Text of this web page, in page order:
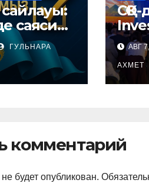
сайлауы:
саяси
қалай
ГУЛЬНАРА
СҚО-
АВГ
АХМЕТ
комментарий
будет опубликован.